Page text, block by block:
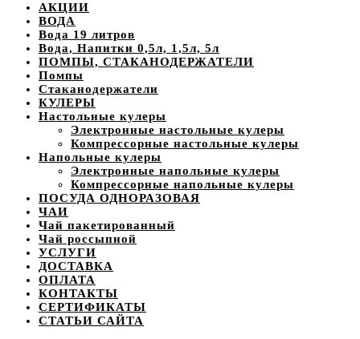
АКЦИИ
ВОДА
Вода 19 литров
Вода, Напитки 0,5л, 1,5л, 5л
ПОМПЫ, СТАКАНОДЕРЖАТЕЛИ
Помпы
Стаканодержатели
КУЛЕРЫ
Настольные кулеры
Электронные настольные кулеры
Компрессорные настольные кулеры
Напольные кулеры
Электронные напольные кулеры
Компрессорные напольные кулеры
ПОСУДА ОДНОРАЗОВАЯ
ЧАИ
Чай пакетированный
Чай россыпной
УСЛУГИ
ДОСТАВКА
ОПЛАТА
КОНТАКТЫ
СЕРТИФИКАТЫ
СТАТЬИ САЙТА